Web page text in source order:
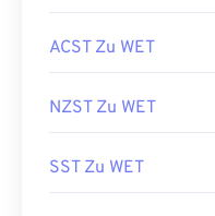
ACST Zu WET
NZST Zu WET
SST Zu WET